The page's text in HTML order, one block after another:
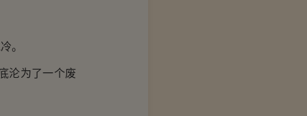
。
沦为了一个废